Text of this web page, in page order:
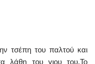
τσέπη του παλτού και
λάθη του γιου του.Το